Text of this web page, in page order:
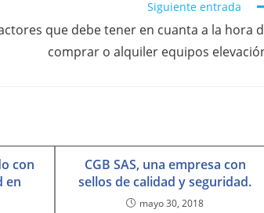
Siguiente entrada
que debe tener en cuanta a la hora
comprar o alquiler equipos
con
en
CGB SAS, una empresa con
sellos de calidad y seguridad.
mayo 30, 2018